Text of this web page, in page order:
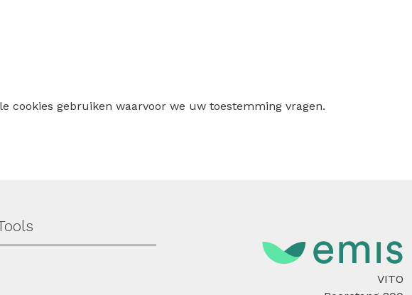
cookies gebruiken waarvoor we uw toestemming vragen.
VITO